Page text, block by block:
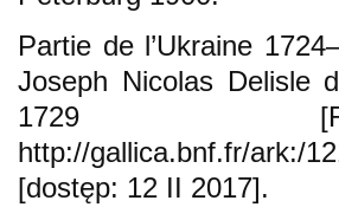
Partie de l’Ukraine
Joseph Nicolas Delisle
1729
http://gallica.bnf.fr/ark:/
[dostęp: 12 II 2017].